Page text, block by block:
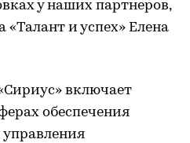
у наших партнеров,
и успех» Елена
включает
обеспечения